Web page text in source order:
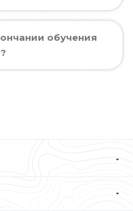
обучения